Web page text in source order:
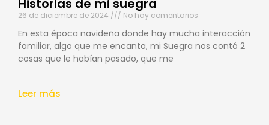
Historias de mi suegra
26 de diciembre de 2024 No hay comentarios
En esta época navideña donde hay mucha interacción
familiar, algo que me encanta, mi Suegra nos contó 2
cosas que le habían pasado, que me
Leer más